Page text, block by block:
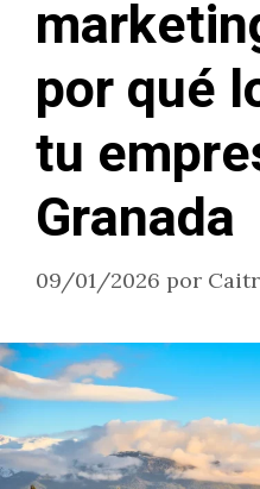
por qué
tu
Granada
09/01/2026 por